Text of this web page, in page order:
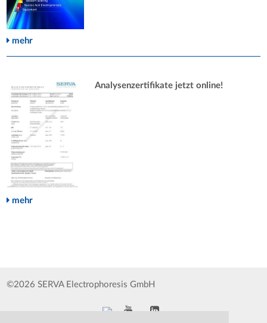
mehr
Analysenzertifikate jetzt online!
mehr
©2026 SERVA Electrophoresis GmbH